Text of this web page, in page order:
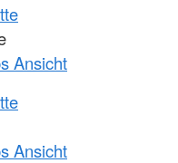
Ansicht
Ansicht